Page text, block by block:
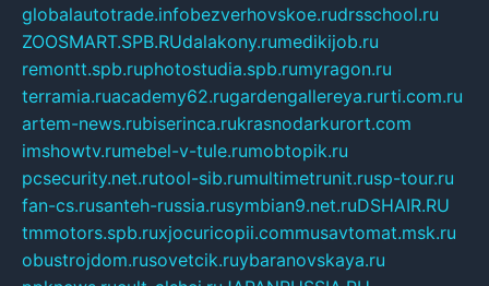
globalautotrade.infobezverhovskoe.rudrsschool.ru
ZOOSMART.SPB.RUdalakony.rumedikijob.ru
remontt.spb.ruphotostudia.spb.rumyragon.ru
terramia.ruacademy62.rugardengallereya.rurti.com.ru
artem-news.rubiserinca.rukrasnodarkurort.com
imshowtv.rumebel-v-tule.rumobtopik.ru
pcsecurity.net.rutool-sib.rumultimetrunit.rusp-tour.ru
fan-cs.rusanteh-russia.rusymbian9.net.ruDSHAIR.RU
tmmotors.spb.ruxjocuricopii.commusavtomat.msk.ru
obustrojdom.rusovetcik.ruybaranovskaya.ru